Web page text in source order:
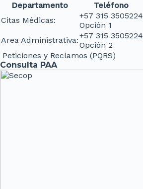
Departamento
Teléfono
Citas Médicas:
+57 315 3505224
Opción 1
Area Administrativa:+57 315 3505224
Opción 2
Peticiones y Reclamos (PQRS)
Consulta PAA